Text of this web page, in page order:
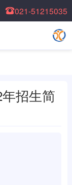
021-51215035
招生简